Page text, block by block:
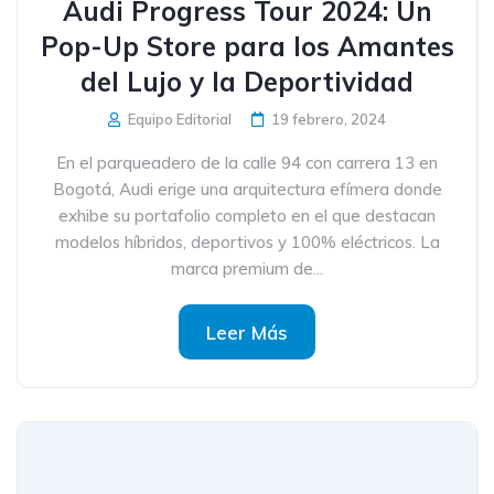
Audi Progress Tour 2024: Un
Pop-Up Store para los Amantes
del Lujo y la Deportividad
Equipo Editorial 19 febrero, 2024
En el parqueadero de la calle 94 con carrera 13 en
Bogotá, Audi erige una arquitectura efímera donde
exhibe su portafolio completo en el que destacan
modelos híbridos, deportivos y 100% eléctricos. La
marca premium de...
Leer Más